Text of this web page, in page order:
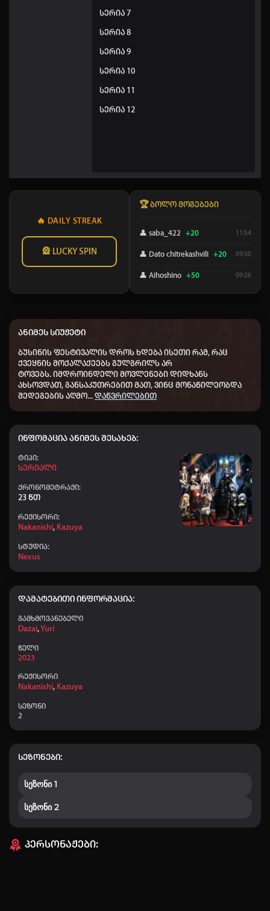
სერია 7
სერია 8
სერია 9
სერია 10
სერია 11
სერია 12
🔥 DAILY STREAK
🎡 LUCKY SPIN
🏆 ბოლო მოგებები
👤 saba_422 +20 11:54
👤 Dato chitrekashvili +20 09:30
👤 Aihoshino +50 09:26
👤 saba_441 +20 22:59
👤 Nodari-nodari
👤 faqtKing_464 +10 18:16
👤 SAKI_641
👤 Dato_911 +60 11:57
👤 Giorgi_175 +20 10:39
👤 Aihoshino +50 08:45
👤 Dato chitrekashvili +40 07:57
👤 ZUKT777 +40 23:38
ანიმეს სიუჟეტი
ბუსინის ფესტივალის დროს ხდება ისეთი რამ, რაც
ქვეყნის მოქალაქეებს გულგრილს არ
ტოვებს. იმდროინდელი მოვლენები დიდხანს
ახსოვდათ, განსაკუთრებით მათ, ვინც მონაწილეობდა
შედეგების აღმო... დაწვრილებით
ინფომაცია ანიმეს შესახებ:
Ტიპი:
Სერიალი
ქრონომეტრაჟი:
23 წთ
რეჟისორი:
Nakanishi, Kazuya
სტუდია:
Nexus
დამატებითი ინფორმაცია:
გამხმოვანებელი
Dazai, Yuri
წელი
2023
რეჟისორი
Nakanishi, Kazuya
სეზონი
2
სეზონები:
სეზონი 1
სეზონი 2
პერსონაჟები: